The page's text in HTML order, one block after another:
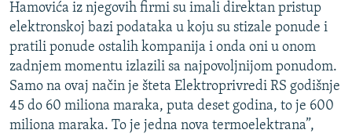
Hamovića iz njegovih firmi su imali direktan pristup
elektronskoj bazi podataka u koju su stizale ponude i
pratili ponude ostalih kompanija i onda oni u onom
zadnjem momentu izlazili sa najpovoljnijom ponudom.
Samo na ovaj način je šteta Elektroprivredi RS godišnje
45 do 60 miliona maraka, puta deset godina, to je 600
miliona maraka. To je jedna nova termoelektrana”,